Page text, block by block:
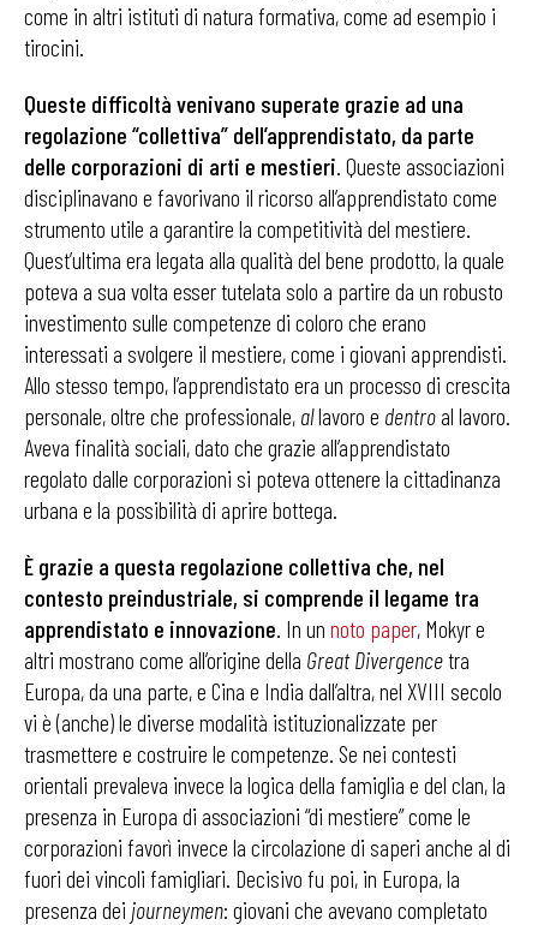
come in altri istituti di natura formativa, come ad esempio i
tirocini.
Queste difficoltà venivano superate grazie ad una
regolazione “collettiva” dell’apprendistato, da parte
delle corporazioni di arti e mestieri. Queste associazioni
disciplinavano e favorivano il ricorso all’apprendistato come
strumento utile a garantire la competitività del mestiere.
Quest’ultima era legata alla qualità del bene prodotto, la quale
poteva a sua volta esser tutelata solo a partire da un robusto
investimento sulle competenze di coloro che erano
interessati a svolgere il mestiere, come i giovani apprendisti.
Allo stesso tempo, l’apprendistato era un processo di crescita
personale, oltre che professionale, allavoro e dentro al lavoro.
Aveva finalità sociali, dato che grazie all’apprendistato
regolato dalle corporazioni si poteva ottenere la cittadinanza
urbana e la possibilità di aprire bottega.
È grazie a questa regolazione collettiva che, nel
contesto preindustriale, si comprende il legame tra
apprendistato e innovazione. In un noto paper, Mokyr e
altri mostrano come all’origine della Great Divergencetra
Europa, da una parte, e Cina e India dall’altra, nel XVIII secolo
vi è (anche) le diverse modalità istituzionalizzate per
trasmettere e costruire le competenze. Se nei contesti
orientali prevaleva invece la logica della famiglia e del clan, la
presenza in Europa di associazioni “di mestiere” come le
corporazioni favorì invece la circolazione di saperi anche al di
fuori dei vincoli famigliari. Decisivo fu poi, in Europa, la
presenza dei journeymen: giovani che avevano completato